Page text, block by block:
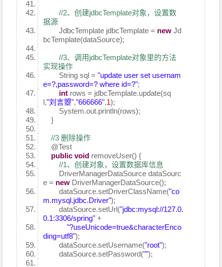
//2、创建jdbcTemplate对象，设置数
据源
JdbcTemplate jdbcTemplate = new Jd
bcTemplate(dataSource);
//3、调用jdbcTemplate对象里的方法
实现操作
String sql ="update user set usernam
e=?,password=? where id=?";
int rows = jdbcTemplate.update(sq
l,"刘言曌","666666",1);
System.out.println(rows);
}
//3 删除操作
@Test
public void removeUser() {
//1、创建对象，设置数据库信息
DriverManagerDataSource dataSourc
e = new DriverManagerDataSource();
dataSource.setDriverClassName("co
m.mysql.jdbc.Driver");
dataSource.setUrl("jdbc:mysql://127.0.
0.1:3306/spring" +
"?useUnicode=true&characterEnco
ding=utf8");
dataSource.setUsername("root");
dataSource.setPassword("");